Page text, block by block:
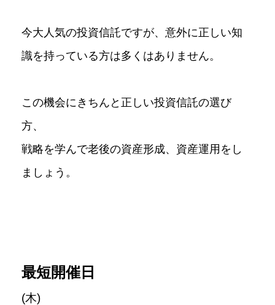
今大人気の投資信託ですが、意外に正しい知
識を持っている方は多くはありません。
この機会にきちんと正しい投資信託の選び
方、
戦略を学んで老後の資産形成、資産運用をし
ましょう。
最短開催日
(木)